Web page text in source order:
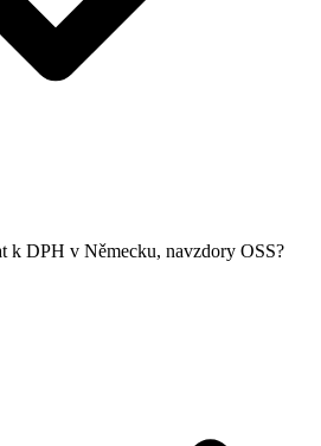
k DPH v Německu, navzdory OSS?